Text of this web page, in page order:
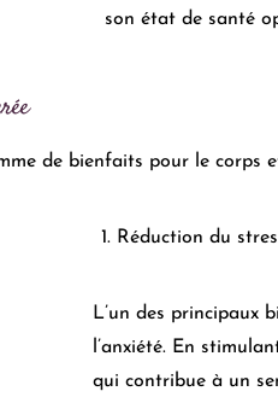
son état de santé
de bienfaits pour le corps
Réduction du
L’un des principaux
l’anxiété. En
qui contribue à un